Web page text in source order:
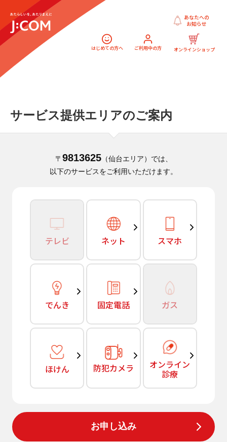
はじめての方へ ご利用中の方 オンラインショップ
あなたへの
お知らせ
サービス提供エリアのご案内
〒 9813625（仙台エリア）では、
以下のサービスをご利用いただけます。
テレビ ネット スマホ
でんき 固定電話 ガス
ほけん 防犯カメラ オンライン
診療
お申し込み